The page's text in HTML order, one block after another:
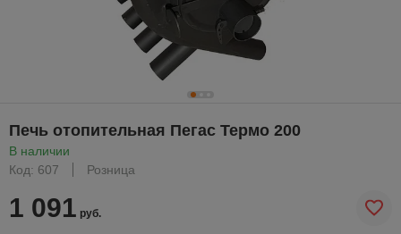
Печь отопительная Пегас Термо 200
В наличии
Код: 607
Розница
1 091 руб.